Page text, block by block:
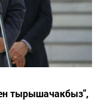
тырышачакбыз",